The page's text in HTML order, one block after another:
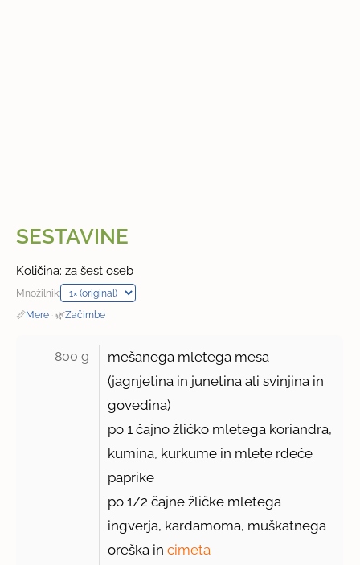
SESTAVINE
Količina: za šest oseb
Množilnik:
📏Mere · 🌿Začimbe
800 g
mešanega mletega mesa
(jagnjetina in junetina ali svinjina in
govedina)
po1 čajno žličko mletega koriandra,
kumina, kurkume in mlete rdeče
paprike
po1/2 čajne žličke mletega
ingverja, kardamoma, muškatnega
oreška incimeta